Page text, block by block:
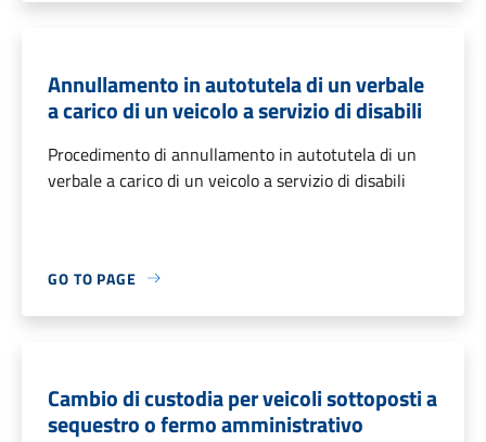
Annullamento in autotutela di un verbale
a carico di un veicolo a servizio di disabili
Procedimento di annullamento in autotutela di un
verbale a carico di un veicolo a servizio di disabili
GO TO PAGE
Cambio di custodia per veicoli sottoposti a
sequestro o fermo amministrativo